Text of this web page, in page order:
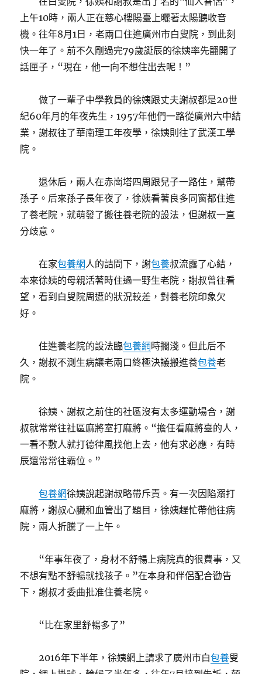
上午10時，兩人正在慈心樓陽臺上曬著太陽聽收音
機。往年8月1日，老兩口住進廣州市白叟院，到此刻
快一年了。前不久剛過完79歲誕辰的徐姨率先翻開了
話匣子，“現在，他一向不想住出去呢！”
做了一輩子中學教員的徐姨跟丈夫謝叔都是20世
紀60年月的年夜先生，1957年他們一路從廣州六中結
業，謝叔往了華南理工年夜學，徐姨則往了武漢工學
院。
退休后，兩人在赤崗塔四周跟兒子一路住，幫帶
孫子。后來孫子長年夜了，徐姨看著良多同窗都住進
了養老院，就萌發了搬往養老院的設法，但謝叔一直
分歧意。
在家包養網人的詰問下，謝包養叔流露了心結，
本來徐姨的母親活著時住過一野生老院，謝叔曾往看
望，看到白叟院周遭的狀況較差，對養老院印象欠
好。
住進養老院的設法臨包養網 時擱淺。但此后不
久，謝叔不測生病讓老兩口終極決議搬進養包養老
院。
徐姨、謝叔之前住的社區沒有太多運動場合，謝
叔就常常往社區麻將室打麻將。“擔任看麻將臺的人，
一看不敷人就打德律風找他上去，他有求必應，有時
辰還常常往霸位。”
包養網徐姨說起謝叔略帶斥責。有一次因陷溺打
麻將，謝叔心臟和血管出了題目，徐姨趕忙帶他往病
院，兩人折騰了一上午。
“年事年夜了，身材不舒暢上病院真的很費事，又
不想有點不舒暢就找孩子。”在本身和伴侶配合勸告
下，謝叔才委曲批准住養老院。
“比在家里舒暢多了”
2016年下半年，徐姨網上請求了廣州市白包養叟